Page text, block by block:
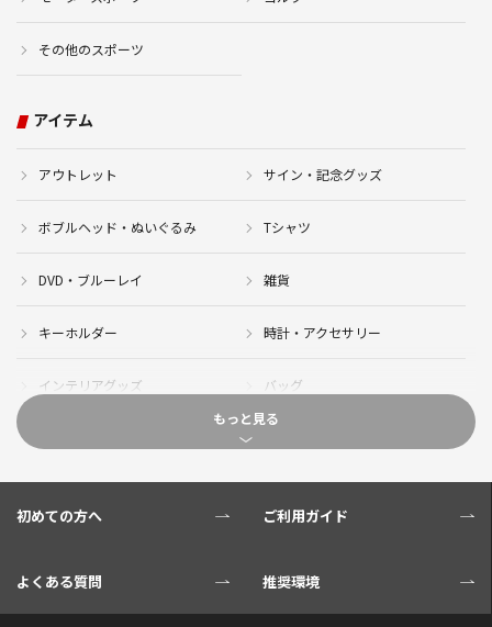
その他のスポーツ
アイテム
アウトレット サイン・記念グッズ
ボブルヘッド・ぬいぐるみ Tシャツ
DVD・ブルーレイ 雑貨
キーホルダー 時計・アクセサリー
インテリアグッズ バッグ
もっと見る
初めての方へ ご利用ガイド
よくある質問 推奨環境